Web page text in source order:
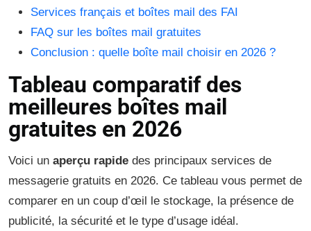
Services français et boîtes mail des FAI
FAQ sur les boîtes mail gratuites
Conclusion : quelle boîte mail choisir en 2026 ?
Tableau comparatif des
meilleures boîtes mail
gratuites en 2026
Voici un aperçu rapide des principaux services de
messagerie gratuits en 2026. Ce tableau vous permet de
comparer en un coup d’œil le stockage, la présence de
publicité, la sécurité et le type d’usage idéal.